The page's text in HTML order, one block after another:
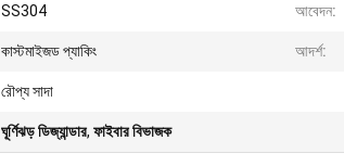
SS304 আবেদন:
কাস্টমাইজড প্যাকিং আদর্শ:
রৌপ্য সাদা
ঘূর্ণিঝড় ডিজ্যান্ডার, ফাইবার বিভাজক